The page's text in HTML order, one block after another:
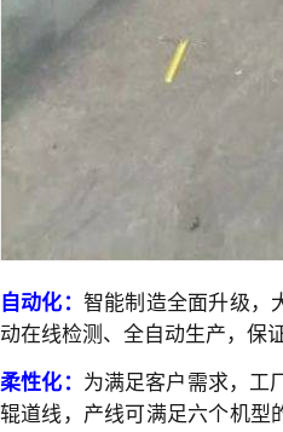
自动化： 智能制造全面升级，
动在线检测、全自动生产，保
柔性化： 为满足客户需求，工
辊道线，产线可满足六个机型